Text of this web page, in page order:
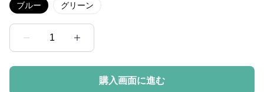
ブルー グリーン
1
購入画面に進む